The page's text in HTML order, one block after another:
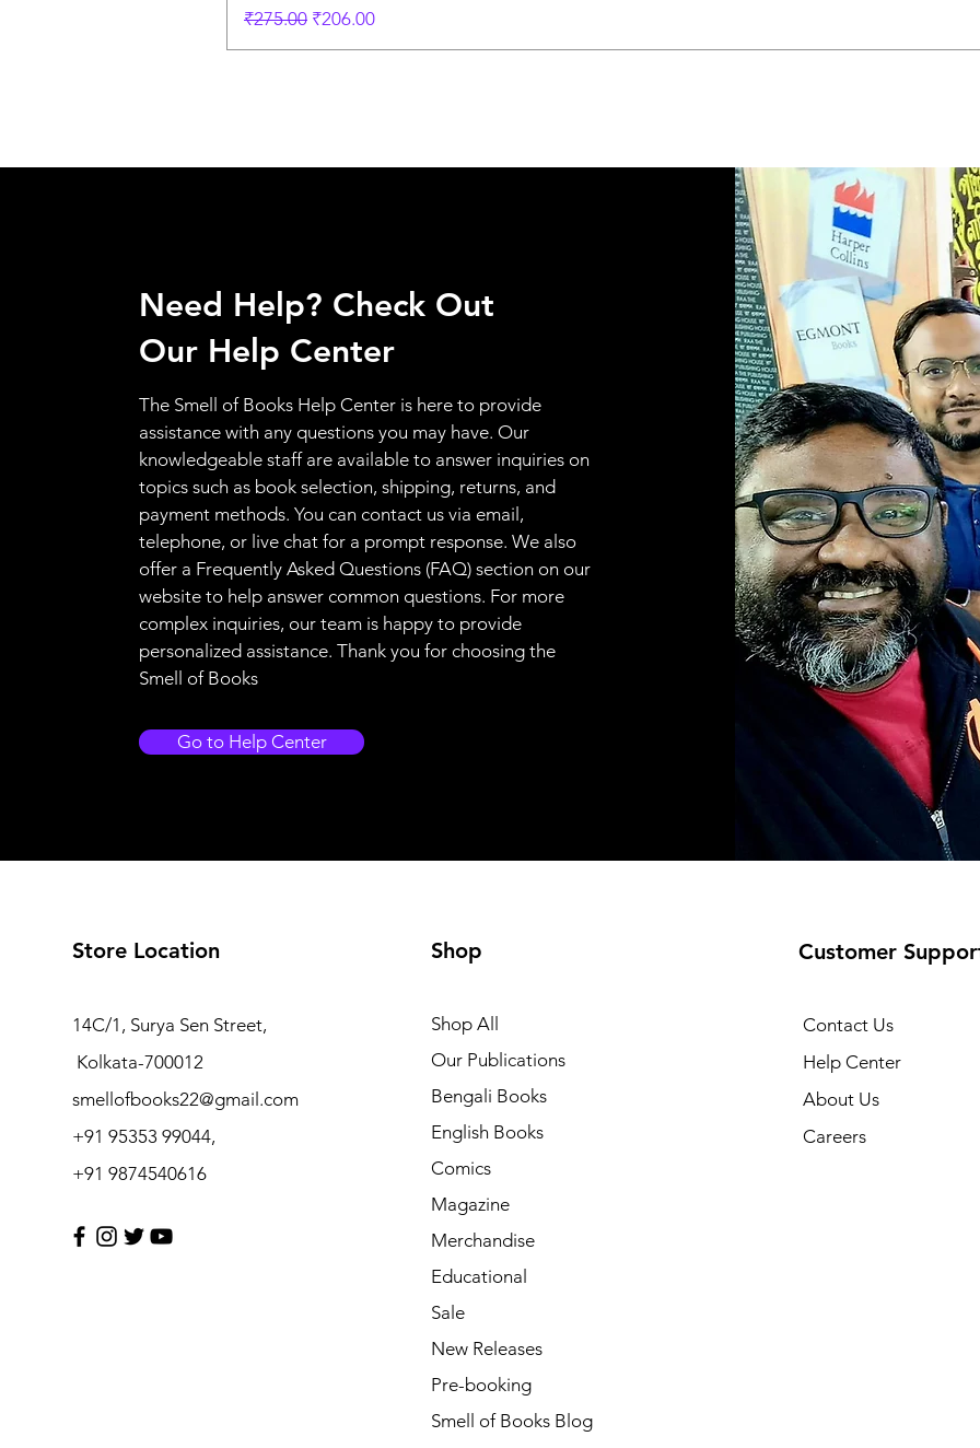
Regular Price
₹275.00 Sale Price
₹206.00
Need Help? Check Out
Our Help Center
The Smell of Books Help Center is here to provide
assistance with any questions you may have. Our
knowledgeable staff are available to answer inquiries on
topics such as book selection, shipping, returns, and
payment methods. You can contact us via email,
telephone, or live chat for a prompt response. We also
offer a Frequently Asked Questions (FAQ) section on our
website to help answer common questions. For more
complex inquiries, our team is happy to provide
personalized assistance. Thank you for choosing the
Smell of Books
Go to Help Center
Store Location
14C/1, Surya Sen Street,
Kolkata-700012
smellofbooks22@gmail.com
+91 95353 99044,
+91 9874540616
Shop
Shop All
Our Publications
Bengali Books
English Books
Comics
Magazine
Merchandise
Educational
Sale
New Releases
Pre-booking
Smell of Books Blog
Customer
Contact Us
Help Center
About Us
Careers